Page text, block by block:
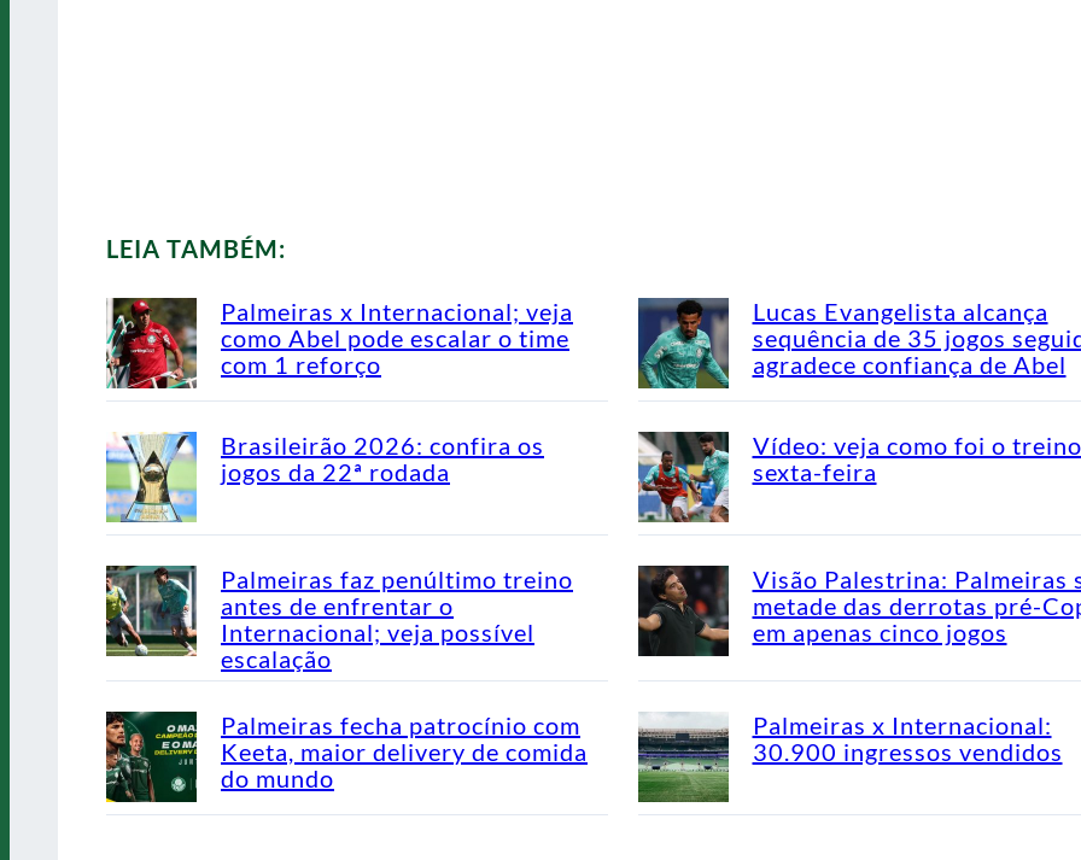
LEIA TAMBÉM:
Palmeiras x Internacional; veja
como Abel pode escalar o time
com 1 reforço
Lucas Evangelista alcança
sequência de 35 jogos
agradece confiança de Abel
Brasileirão 2026: confira os
jogos da 22ª rodada
Vídeo: veja como foi o
sexta-feira
Palmeiras faz penúltimo treino
antes de enfrentar o
Internacional; veja possível
escalação
Visão Palestrina: Palmeiras
metade das derrotas pré-
em apenas cinco jogos
Palmeiras fecha patrocínio com
Keeta, maior delivery de comida
do mundo
Palmeiras x Internacional:
30.900 ingressos vendidos